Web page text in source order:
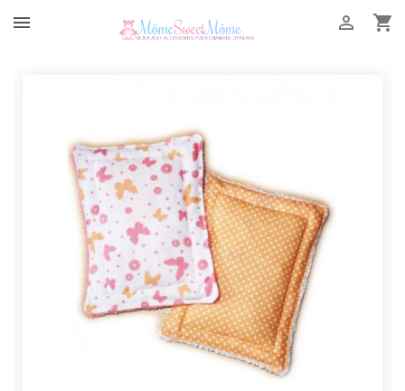
 
